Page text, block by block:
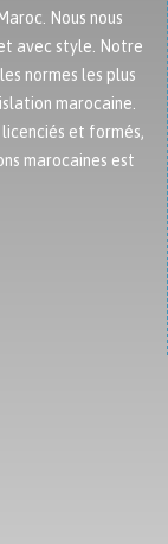
Nous nous
avec style. Notre
normes les plus
marocaine.
et formés,
marocaines est